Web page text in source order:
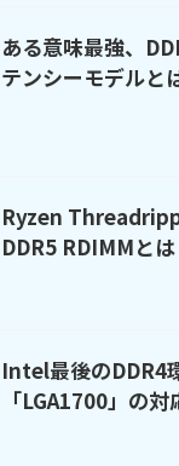
ある意味最強、
テンシーモデルと
Ryzen
DDR5 RDIMMとは
Intel最後のDDR4
「LGA1700」の